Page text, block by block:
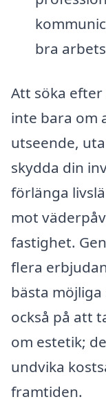
bra
Att söka
inte bara om
utseende,
skydda din
förlänga
mot
fastighet.
flera
bästa
också på att
om estetik;
undvika
framtiden.